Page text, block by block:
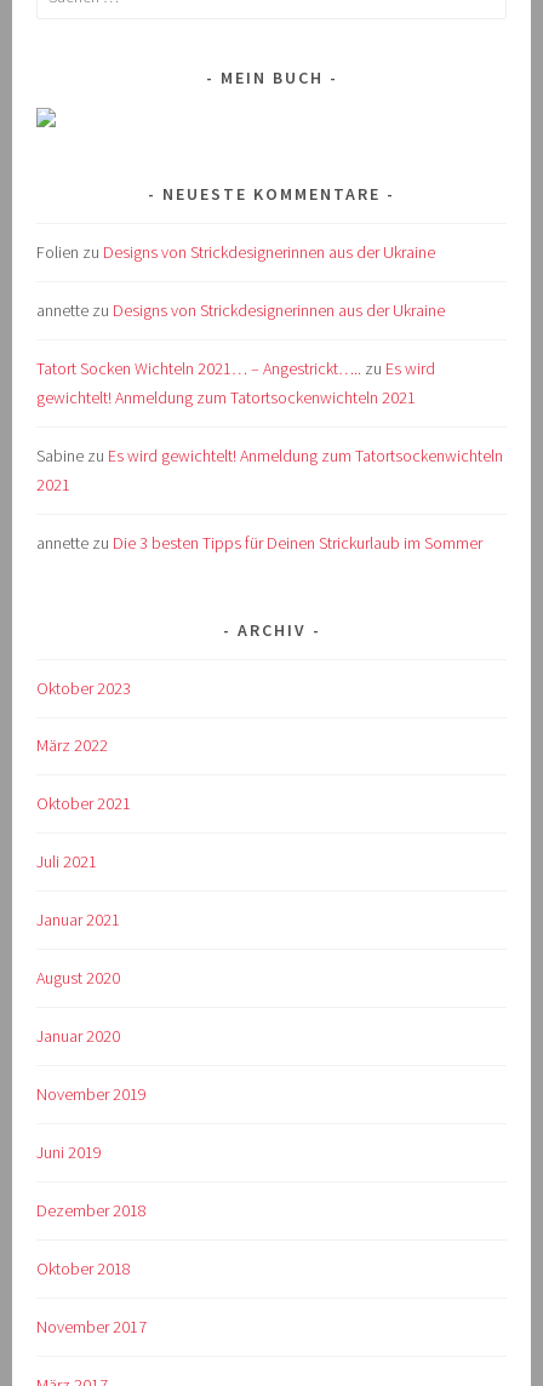
MEIN BUCH
NEUESTE KOMMENTARE
Folien zu Designs von Strickdesignerinnen aus der Ukraine
annette zu Designs von Strickdesignerinnen aus der Ukraine
Tatort Socken Wichteln 2021… – Angestrickt….. zu Es wird
gewichtelt! Anmeldung zum Tatortsockenwichteln 2021
Sabine zu Es wird gewichtelt! Anmeldung zum Tatortsockenwichteln
2021
annette zu Die 3 besten Tipps für Deinen Strickurlaub im Sommer
ARCHIV
Oktober 2023
März 2022
Oktober 2021
Juli 2021
Januar 2021
August 2020
Januar 2020
November 2019
Juni 2019
Dezember 2018
Oktober 2018
November 2017